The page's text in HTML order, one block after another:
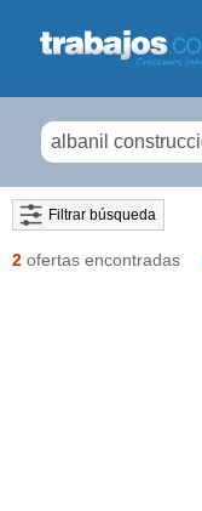
Filtrar búsqueda
2 ofertas encontradas